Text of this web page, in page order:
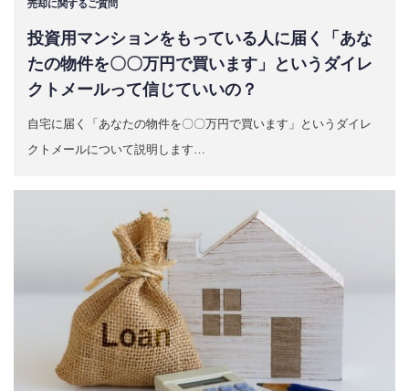
売却に関するご質問
投資用マンションをもっている人に届く「あな
たの物件を〇〇万円で買います」というダイレ
クトメールって信じていいの？
自宅に届く「あなたの物件を〇〇万円で買います」というダイレ
クトメールについて説明します…